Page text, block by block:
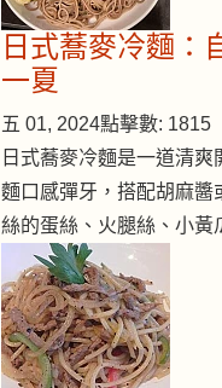
日式蕎麥冷麵：
一夏
五 01, 2024點擊數: 1815
日式蕎麥冷麵是一道清
麵口感彈牙，搭配胡麻醬
絲的蛋絲、火腿絲、小